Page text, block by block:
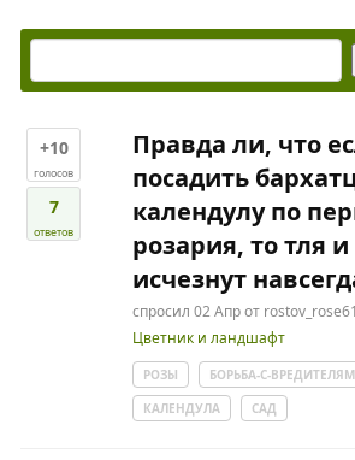
+10
голосов
7
ответов
Правда ли, что
посадить
календулу по
розария, то тля
исчезнут
спросил 02 Апрот rostov_rose61
Цветник и ландшафт
РОЗЫ БОРЬБА-С-
КАЛЕНДУЛА
САД